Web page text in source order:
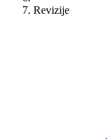
Revizije